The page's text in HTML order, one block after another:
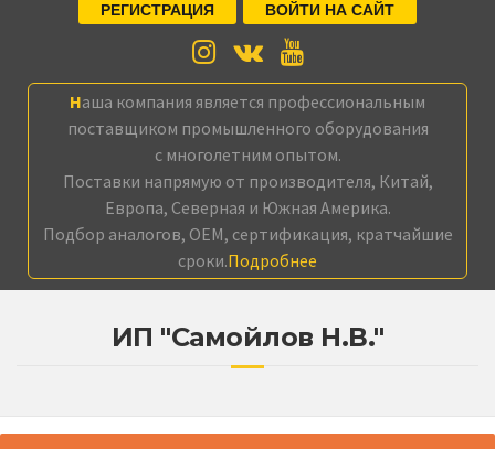
РЕГИСТРАЦИЯ ВОЙТИ НА САЙТ
Наша компания является профессиональным
поставщиком промышленного оборудования
с многолетним опытом.
Поставки напрямую от производителя, Китай,
Европа, Северная и Южная Америка.
Подбор аналогов, OEM, сертификация, кратчайшие
сроки.Подробнее
ИП "Самойлов Н.В."